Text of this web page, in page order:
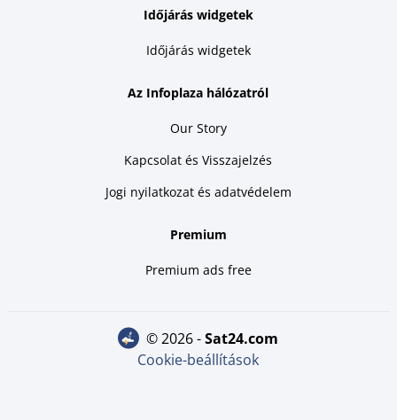
Időjárás widgetek
Időjárás widgetek
Az Infoplaza hálózatról
Our Story
Kapcsolat és Visszajelzés
Jogi nyilatkozat és adatvédelem
Premium
Premium ads free
© 2026 - sat24.com
Cookie-beállítások